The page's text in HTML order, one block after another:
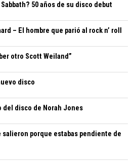
50 años de su disco debut
– El hombre que parió al rock n’ roll
otro Scott Weiland”
disco
del disco de Norah Jones
salieron porque estabas pendiente de